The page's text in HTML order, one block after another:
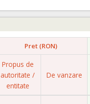
Pret (RON)
Propus de
autoritate /
entitate
De vanzare